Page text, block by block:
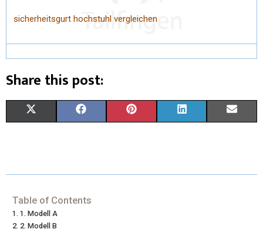
sicherheitsgurt hochstuhl vergleichen
Share this post:
W
T
E T K I
Table of Contents
1. Modell A
2. Modell B